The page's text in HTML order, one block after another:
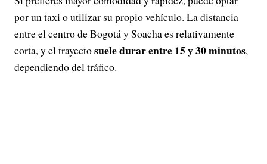
por un taxi o utilizar su propio vehículo. La distancia
entre el centro de Bogotá y Soacha es relativamente
corta, y el trayectosuele durar entre 15 y 30 minutos,
dependiendo del tráfico.